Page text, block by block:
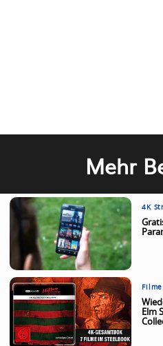
Mehr
4K
Filme
Elm